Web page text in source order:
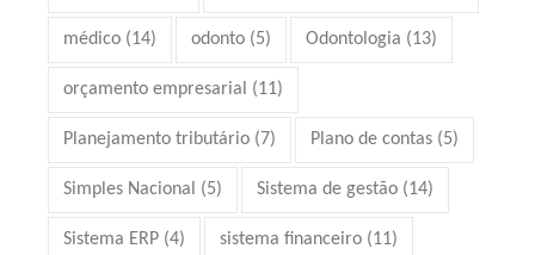
médico (14) odonto (5) Odontologia (13)
orçamento empresarial (11)
Planejamento tributário (7) Plano de contas (5)
Simples Nacional (5) Sistema de gestão (14)
Sistema ERP (4) sistema financeiro (11)